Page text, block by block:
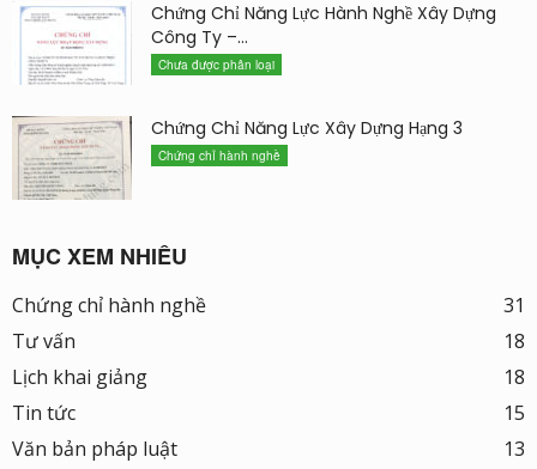
Chứng Chỉ Năng Lực Hành Nghề Xây Dựng
Công Ty –...
Chưa được phân loại
Chứng Chỉ Năng Lực Xây Dựng Hạng 3
Chứng chỉ hành nghề
MỤC XEM NHIỀU
Chứng chỉ hành nghề
31
Tư vấn
18
Lịch khai giảng
18
Tin tức
15
Văn bản pháp luật
13